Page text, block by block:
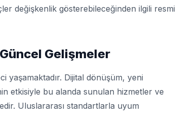
değişkenlik gösterebileceğinden ilgili resmi
Gelişmeler
yaşamaktadır. Dijital dönüşüm, yeni
etkisiyle bu alanda sunulan hizmetler ve
Uluslararası standartlarla uyum